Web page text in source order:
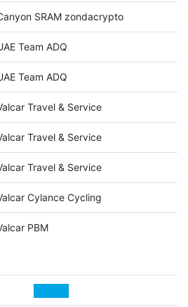
SRAM zondacrypto
Team ADQ
Team ADQ
Travel & Service
Travel & Service
Travel & Service
Cylance Cycling
PBM